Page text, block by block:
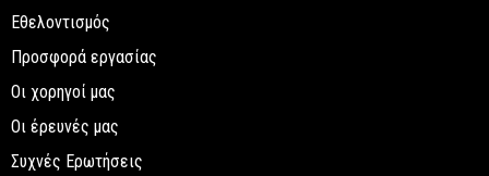
Εθελοντισμός
Προσφορά εργασίας
Οι χορηγοί μας
Οι έρευνές μας
Συχνές Ερωτήσεις